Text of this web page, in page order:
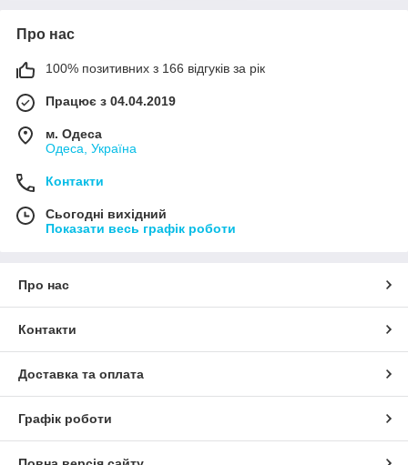
Про нас
100% позитивних з 166 відгуків за рік
Працює з 04.04.2019
м. Одеса
Одеса, Україна
Контакти
Сьогодні вихідний
Показати весь графік роботи
Про нас
Контакти
Доставка та оплата
Графік роботи